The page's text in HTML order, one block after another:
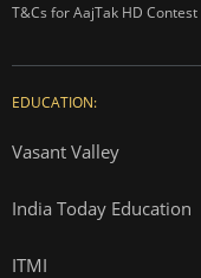
T&Cs for AajTak HD Contest
EDUCATION:
Vasant Valley
India Today Education
ITMI